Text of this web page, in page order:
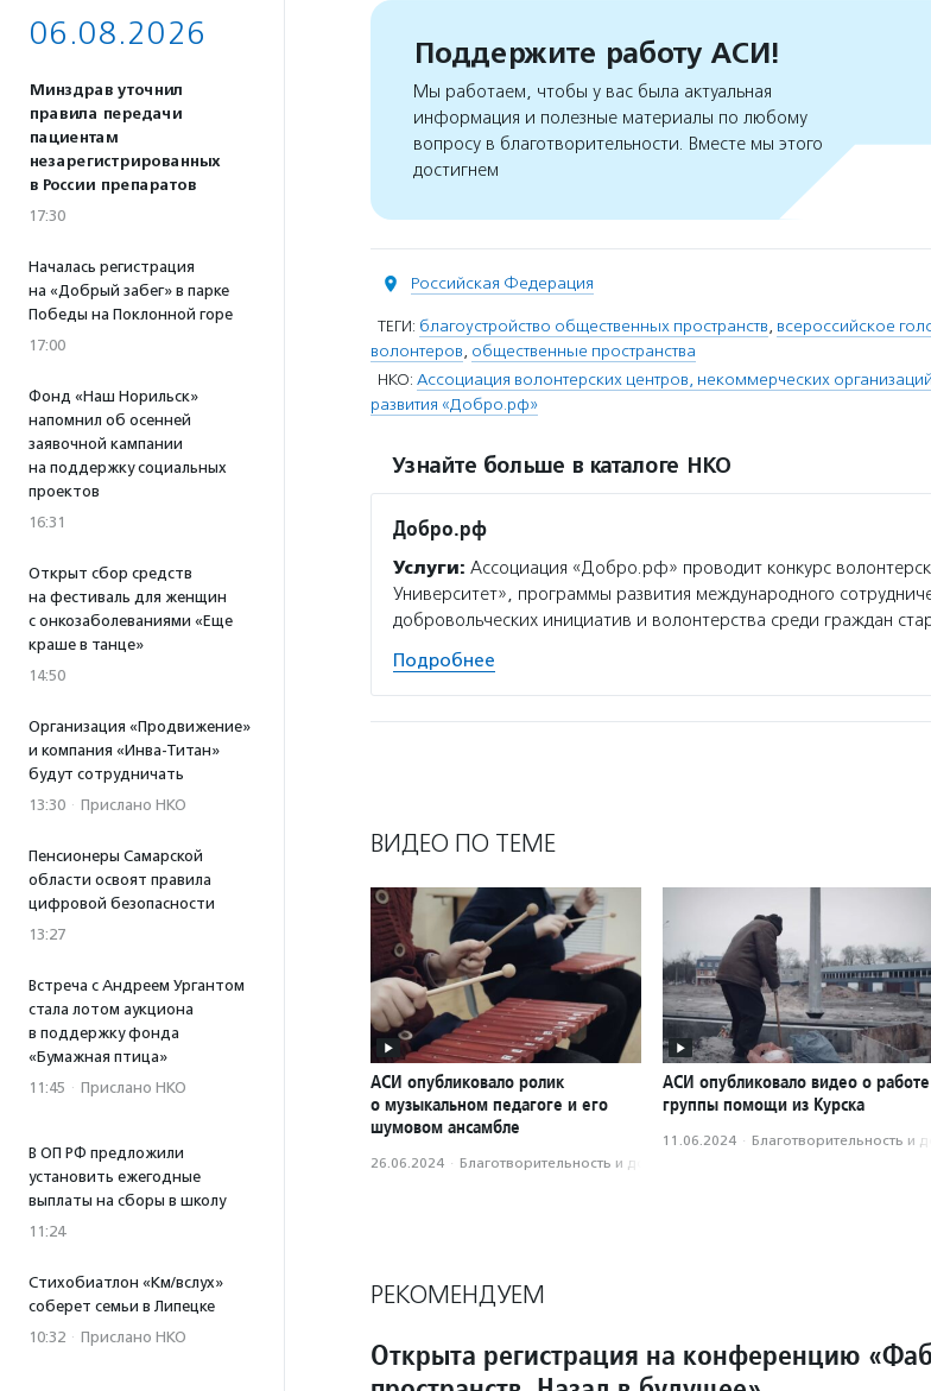
06.08.2026
Минздрав уточнил
правила передачи
пациентам
незарегистрированных
в России препаратов
17:30
Началась регистрация
на «Добрый забег» в парке
Победы на Поклонной горе
17:00
Фонд «Наш Норильск»
напомнил об осенней
заявочной кампании
на поддержку социальных
проектов
16:31
Открыт сбор средств
на фестиваль для женщин
с онкозаболеваниями «Еще
краше в танце»
14:50
Организация «Продвижение»
и компания «Инва-Титан»
будут сотрудничать
13:30 · Прислано НКО
Пенсионеры Самарской
области освоят правила
цифровой безопасности
13:27
Встреча с Андреем Ургантом
стала лотом аукциона
в поддержку фонда
«Бумажная птица»
11:45 · Прислано НКО
В ОП РФ предложили
установить ежегодные
выплаты на сборы в школу
11:24
Стихобиатлон «Км/вслух»
соберет семьи в Липецке
10:32 · Прислано НКО
Поддержите работу АСИ!
Мы работаем, чтобы у вас была актуальная
информация и полезные материалы по любому
вопросу в благотворительности. Вместе мы этого
достигнем
Российская Федерация
ТЕГИ: благоустройство общественных пространств, всероссийское
волонтеров, общественные пространства
НКО: Ассоциация волонтерских центров, некоммерческих
развития «Добро.рф»
Узнайте больше в каталоге НКО
Добро.рф
Услуги: Ассоциация «Добро.рф» проводит конкурс
Университет», программы развития международного
добровольческих инициатив и волонтерства среди граждан
Подробнее
ВИДЕО ПО ТЕМЕ
АСИ опубликовало ролик
о музыкальном педагоге и его
шумовом ансамбле
26.06.2024 · Благотвори­тель­ность и доброволь­чест­во
АСИ опубликовало видео о работе
группы помощи из Курска
11.06.2024 · Благотвори­тель­ность и
РЕКОМЕНДУЕМ
Открыта регистрация на конференцию